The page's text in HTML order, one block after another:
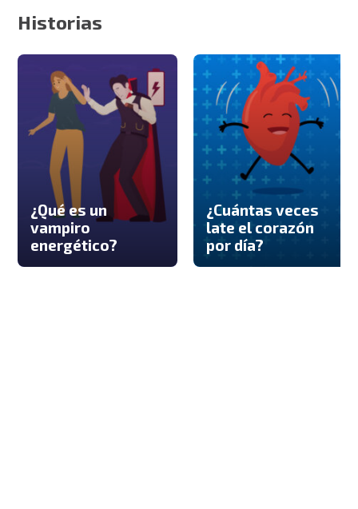
Historias
¿Qué es un
vampiro
energético?
¿Cuántas veces
late el corazón
por día?